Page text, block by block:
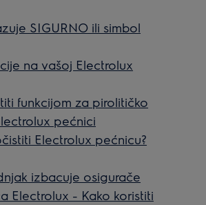
SIGURNO ili simbol
na vašoj Electrolux
funkcijom za pirolitičko
pećnici
Electrolux pećnicu?
izbacuje osigurače
Electrolux - Kako koristiti